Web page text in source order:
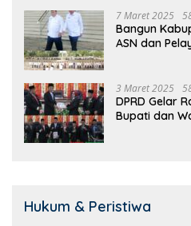
7 Maret 2025
Bangun
ASN dan
3 Maret 2025
DPRD Gelar
Bupati dan
Hukum & Peristiwa